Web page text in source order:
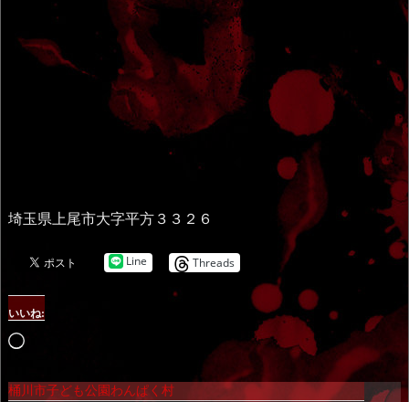
埼玉県上尾市大字平方３３２６
Line Threads
いいね:
読
込
桶川市子ども公園わんぱく村